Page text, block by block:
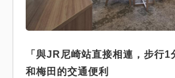
「與JR尼崎站直接相連，步行1
和梅田的交通便利